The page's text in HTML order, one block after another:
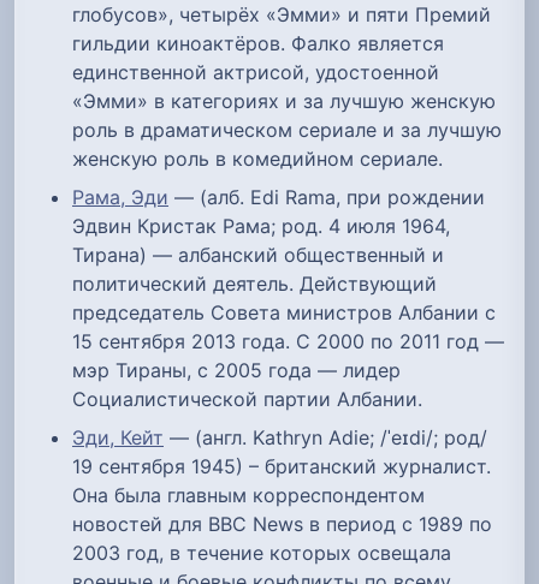
глобусов», четырёх «Эмми» и пяти Премий
гильдии киноактёров. Фалко является
единственной актрисой, удостоенной
«Эмми» в категориях и за лучшую женскую
роль в драматическом сериале и за лучшую
женскую роль в комедийном сериале.
Рама, Эди — (алб. Edi Rama, при рождении
Эдвин Кристак Рама; род. 4 июля 1964,
Тирана) — албанский общественный и
политический деятель. Действующий
председатель Совета министров Албании с
15 сентября 2013 года. C 2000 по 2011 год —
мэр Тираны, с 2005 года — лидер
Социалистической партии Албании.
Эди, Кейт — (англ. Kathryn Adie; /ˈeɪdi/; род/
19 сентября 1945) – британский журналист.
Она была главным корреспондентом
новостей для BBC News в период с 1989 по
2003 год, в течение которых освещала